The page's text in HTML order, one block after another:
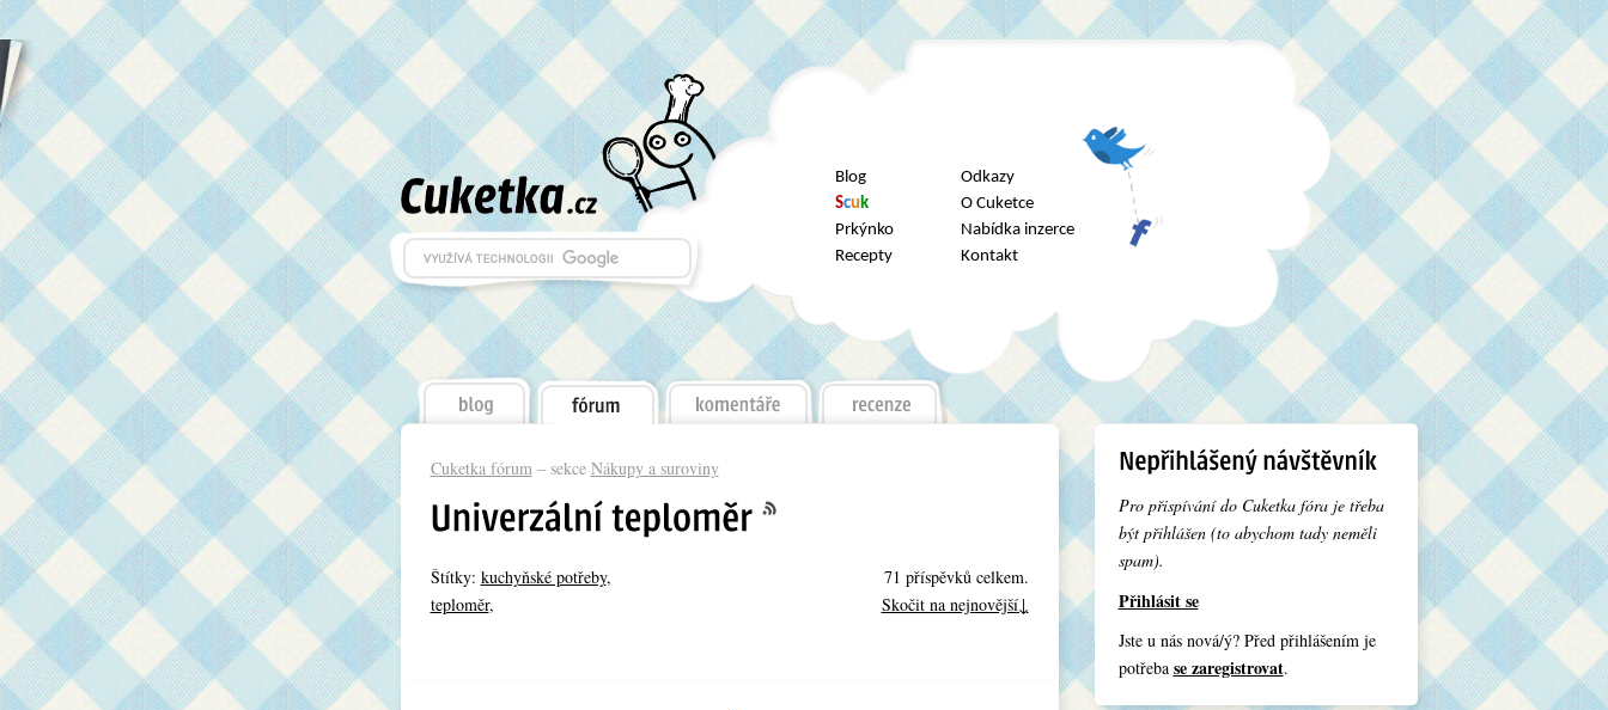
Blog
Scuk
Prkýnko
Recepty
Odkazy
O Cuketce
Nabídka inzerce
Kontakt
Cuketka fórum– sekce Nákupy a suroviny
Štítky: kuchyňské potřeby,
teploměr,
71 příspěvků celkem.
Skočit na nejnovější↓
Pro přispívání do Cuketka fóra je třeba
být přihlášen (to abychom tady neměli
spam).
Přihlásit se
Jste u nás nová/ý? Před přihlášením je
potřeba se zaregistrovat.